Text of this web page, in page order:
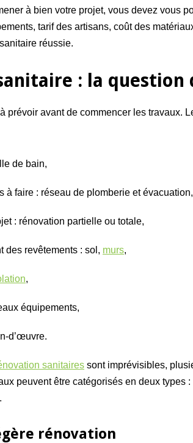
à bien votre projet, vous devez vous
tarif des artisans, coût des
réussie.
: la question
prévoir avant de commencer les travaux.
de bain,
à faire : réseau de plomberie et évacuation,
: rénovation partielle ou totale,
des revêtements : sol, murs,
,
équipements,
d’œuvre.
sanitaires sont imprévisibles,
peuvent être catégorisés en deux types
rénovation